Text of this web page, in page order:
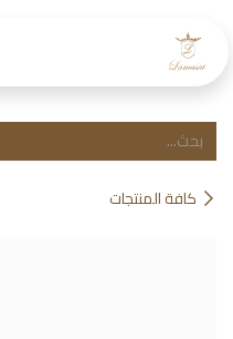
كافة المنتجات